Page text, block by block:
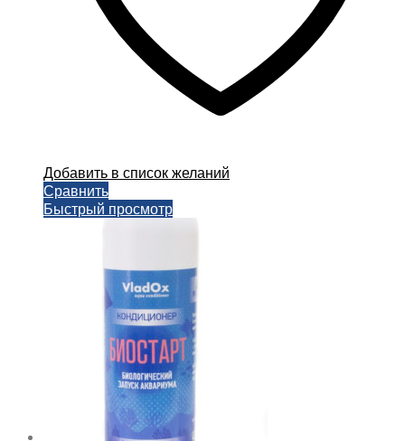
Добавить в список желаний
Сравнить
Быстрый просмотр